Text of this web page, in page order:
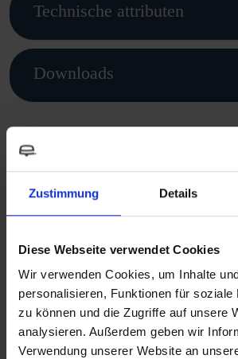
Zustimmung Details
Diese Webseite verwendet Cookies
Wir verwenden Cookies, um Inhalte
personalisieren, Funktionen für soziale
zu können und die Zugriffe auf unsere
analysieren. Außerdem geben wir
Verwendung unserer Website an
Technische attributen
Downloads
Dit vind je misschien